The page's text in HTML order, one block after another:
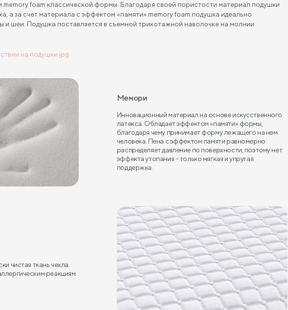
foam классической формы. Благодаря своей пористости материал подушки
а за счет материала с эффектом «памяти» memory foam подушка идеально
и шеи. Подушка поставляется в съемной трикотажной наволочке на молнии.
на подушки.jpg
Мемори
Инновационный материал на основе искусственного
латекса. Обладает эффектом «памяти» формы,
благодаря чему принимает форму лежащего на нем
человека. Пена с эффектом памяти равномерно
распределяет давление по поверхности, поэтому нет
эффекта утопания – только мягкая и упругая
поддержка.
чистая ткань чехла.
реакциям.